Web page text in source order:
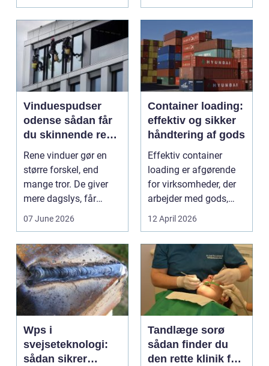
Vinduespudser
odense sådan får
du skinnende rene
ruder året rundt
Rene vinduer gør en
større forskel, end
mange tror. De giver
mere dagslys, får
boligen eller virksom...
07 June 2026
Container loading:
effektiv og sikker
håndtering af gods
Effektiv container
loading er afgørende
for virksomheder, der
arbejder med gods,
skrot eller ...
12 April 2026
Wps i
svejseteknologi:
sådan sikrer
Tandlæge sorø
sådan finder du
den rette klinik for